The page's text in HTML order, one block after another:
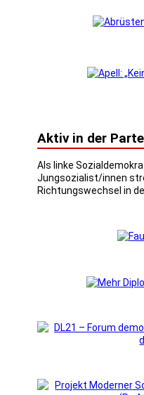
Aktiv in der
Als linke
Jungsozialist/innen
Richtungswechsel in